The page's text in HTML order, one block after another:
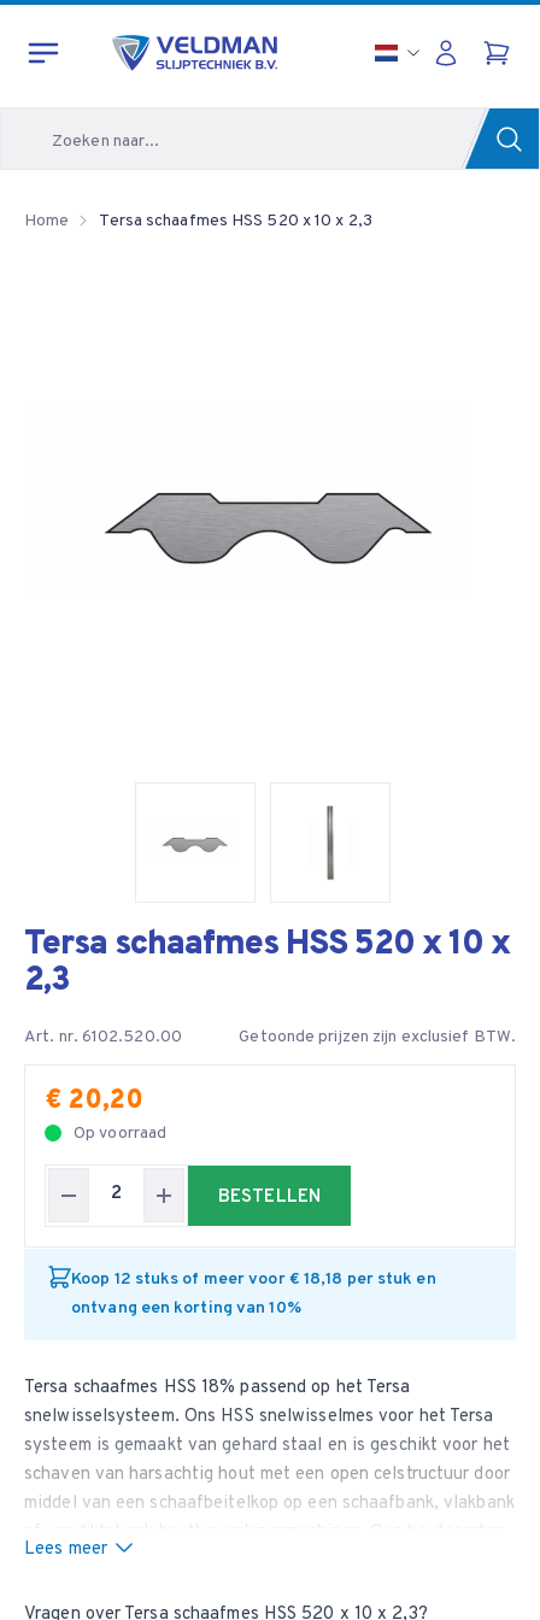
Home Tersa schaafmes HSS 520 x 10 x 2,3
Tersa schaafmes HSS 520 x 10 x
2,3
Art. nr. 6102.520.00 Getoonde prijzen zijn exclusief BTW.
€ 20,20
Op voorraad
BESTELLEN
Koop 12 stuks of meer voor € 18,18 per stuk en
ontvang een korting van 10%
Tersa schaafmes HSS 18% passend op het Tersa
snelwisselsysteem. Ons HSS snelwisselmes voor het Tersa
systeem is gemaakt van gehard staal en is geschikt voor het
schaven van harsachtig hout met een open celstructuur door
middel van een schaafbeitelkop op een schaafbank, vlakbank
kunt u hierbij denken aan hout van de Zilverspar,
Lees meer
Vragen over Tersa schaafmes HSS 520 x 10 x 2,3?